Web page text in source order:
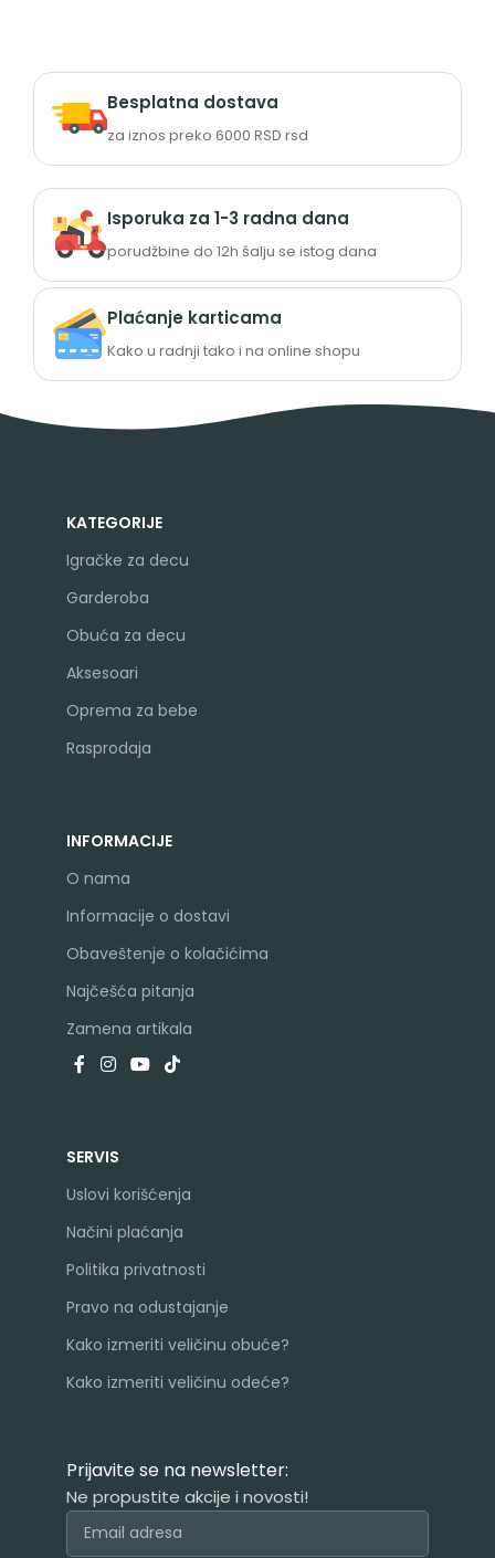
Besplatna dostava
za iznos preko 6000 RSD rsd
Isporuka za 1-3 radna dana
porudžbine do 12h šalju se istog dana
Plaćanje karticama
Kako u radnji tako i na online shopu
KATEGORIJE
Igračke za decu
Garderoba
Obuća za decu
Aksesoari
Oprema za bebe
Rasprodaja
INFORMACIJE
O nama
Informacije o dostavi
Obaveštenje o kolačićima
Najčešća pitanja
Zamena artikala
SERVIS
Uslovi korišćenja
Načini plaćanja
Politika privatnosti
Pravo na odustajanje
Kako izmeriti veličinu obuće?
Kako izmeriti veličinu odeće?
Prijavite se na newsletter:
Ne propustite akcije i novosti!